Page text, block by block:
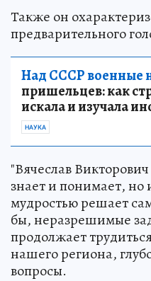
Также он
предварительного
Над СССР военные
пришельцев: как
искала и изучала
НАУКА
"Вячеслав
знает и понимает,
мудростью решает
бы, неразрешимые
продолжает
нашего региона,
вопросы.